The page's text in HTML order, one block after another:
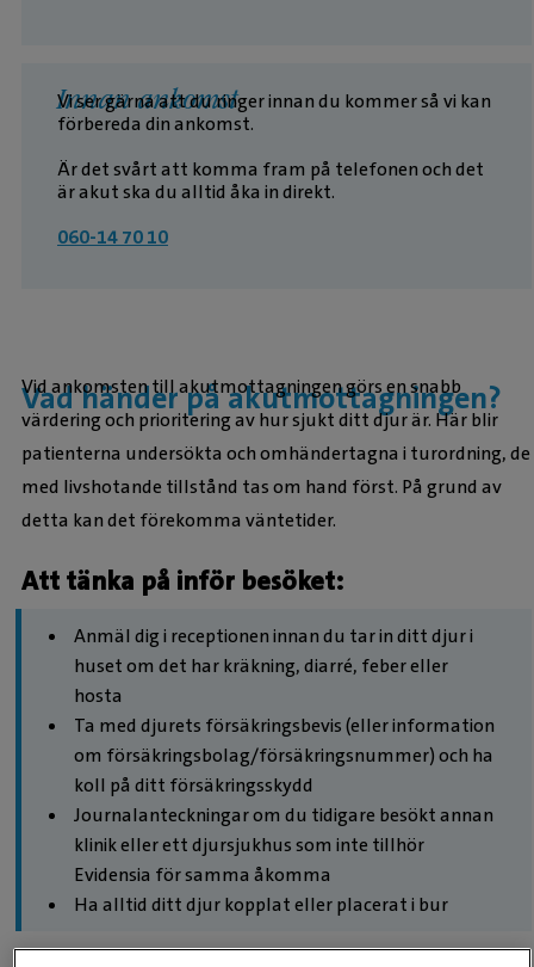
Innan ankomst
Vi ser gärna att du ringer innan du kommer så vi kan
förbereda din ankomst.
Är det svårt att komma fram på telefonen och det
är akut ska du alltid åka in direkt.
060-14 70 10
Vad händer på akutmottagningen?
Vid ankomsten till akutmottagningen görs en snabb
värdering och prioritering av hur sjukt ditt djur är. Här blir
patienterna undersökta och omhändertagna i turordning, de
med livshotande tillstånd tas om hand först. På grund av
detta kan det förekomma väntetider.
Att tänka på inför besöket:
Anmäl dig i receptionen innan du tar in ditt djur i
huset om det har kräkning, diarré, feber eller
hosta
Ta med djurets försäkringsbevis (eller information
om försäkringsbolag/försäkringsnummer) och ha
koll på ditt försäkringsskydd
Journalanteckningar om du tidigare besökt annan
klinik eller ett djursjukhus som inte tillhör
Evidensia för samma åkomma
Ha alltid ditt djur kopplat eller placerat i bur